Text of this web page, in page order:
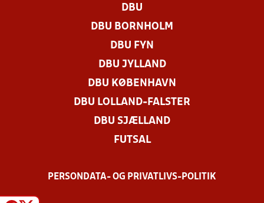
DBU
DBU BORNHOLM
DBU FYN
DBU JYLLAND
DBU KØBENHAVN
DBU LOLLAND-FALSTER
DBU SJÆLLAND
FUTSAL
PERSONDATA- OG PRIVATLIVS-POLITIK